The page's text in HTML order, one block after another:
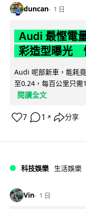
duncan 1 日
Audi 最慳電
彩造型曝光
Audi 呢部新車，能耗
至0.24，每百公里只
閱讀全文
7 1 ↗ 分享
科技娛樂 生活娛樂
Vin 1 日